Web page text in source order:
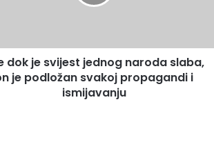
dok je svijest jednog naroda slaba,
je podložan svakoj propagandi i
ismijavanju